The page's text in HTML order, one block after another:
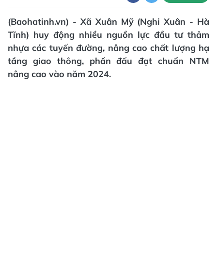
(Baohatinh.vn) - Xã Xuân Mỹ (Nghi Xuân - Hà
Tĩnh) huy động nhiều nguồn lực đầu tư thảm
nhựa các tuyến đường, nâng cao chất lượng hạ
tầng giao thông, phấn đấu đạt chuẩn NTM
nâng cao vào năm 2024.